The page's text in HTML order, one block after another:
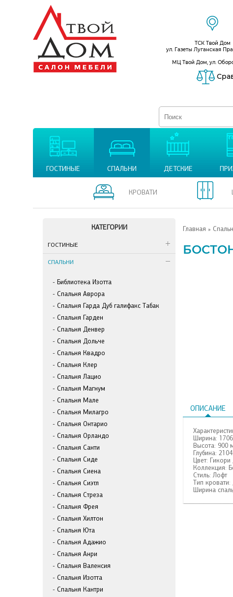
ТСК Твой Дом
ул. Газеты Луганская
МЦ Твой Дом, ул.
ГОСТИНЫЕ СПАЛЬНИ ДЕТСКИЕ
КРОВАТИ
КАТЕГОРИИ
ГОСТИНЫЕ
СПАЛЬНИ
Библиотека Изотта
Спальня Аврора
Спальня Гарда Дуб галифакс Табак
Спальня Гарден
Спальня Денвер
Спальня Дольче
Спальня Квадро
Спальня Клер
Спальня Лацио
Спальня Магнум
Спальня Мале
Спальня Милагро
Спальня Онтарио
Спальня Орландо
Спальня Санти
Спальня Сиде
Спальня Сиена
Спальня Сиэтл
Спальня Стреза
Спальня Фрея
Спальня Хилтон
Спальня Юта
Спальня Адажио
Спальня Анри
Спальня Валенсия
Спальня Изотта
Спальня Кантри
Главная »
ОПИСАНИЕ
Ширина:
Высота: 900
Глубина:
Цвет:
Коллекция:
Стиль: Лофт
Тип кровати:
Ширина